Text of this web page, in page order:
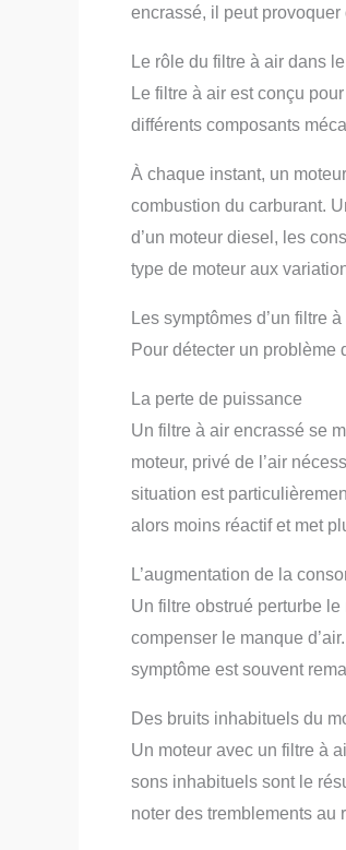
encrassé, il peut
Le rôle du filtre à air dans
Le filtre à air est conçu
différents composants
À chaque instant, un
combustion du carburant.
d’un moteur diesel, les
type de moteur aux
Les symptômes d’un filtre
Pour détecter un problème
La perte de puissance
Un filtre à air encrassé se
moteur, privé de l’air
situation est
alors moins réactif et met
L’augmentation de la
Un filtre obstrué perturbe
compenser le manque
symptôme est souvent
Des bruits inhabituels du
Un moteur avec un filtre à
sons inhabituels sont le
noter des tremblements au